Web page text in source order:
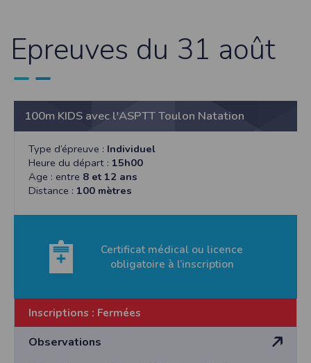
Epreuves du 31 août
100m KIDS avec l'ASPTT Toulon Natation
Type d’épreuve : Individuel
Heure du départ : 15h00
Age : entre 8 et 12 ans
Distance : 100 mètres
Certificat médical ou licence
obligatoire à l’inscription
Inscriptions : Fermées
Observations